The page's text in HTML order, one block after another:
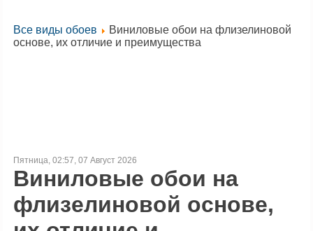
Все виды обоев
Виниловые обои на флизелиновой
основе, их отличие и преимущества
Пятница, 02:57, 07 Август 2026
Виниловые обои на
флизелиновой основе,